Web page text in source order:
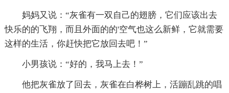
妈妈又说：“灰雀有一双自己的翅膀，它们应该出去
快乐的的飞翔，而且外面的的'空气也这么新鲜，它就需要
这样的生活，你赶快把它放回去吧！”
小男孩说：“好的，我马上去！”
他把灰雀放了回去，灰雀在白桦树上，活蹦乱跳的唱